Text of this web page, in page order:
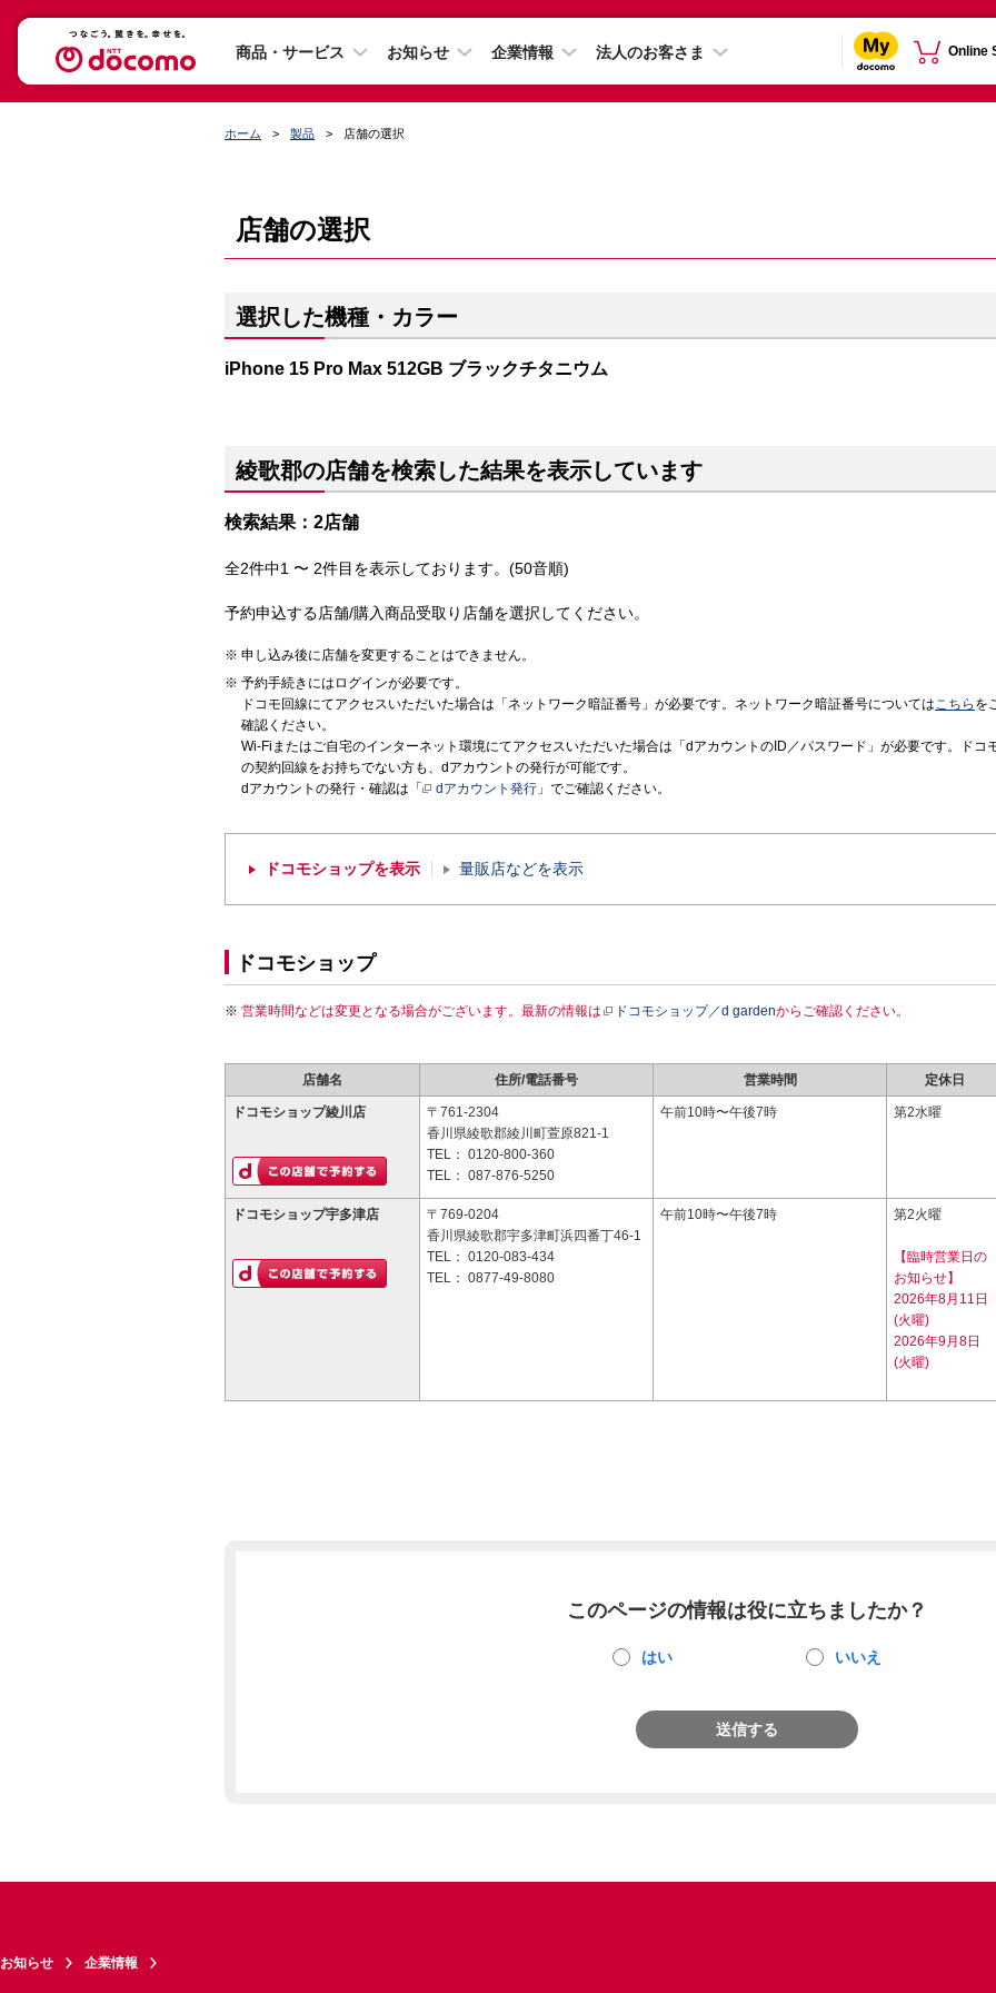
商品・サービス お知らせ 企業情報 法人のお客さま Online
ホーム 製品 店舗の選択
店舗の選択
選択した機種・カラー
iPhone 15 Pro Max 512GB ブラックチタニウム
綾歌郡の店舗を検索した結果を表示しています
検索結果：2店舗
全2件中1 〜 2件目を表示しております。(50音順)
予約申込する店舗/購入商品受取り店舗を選択してください。
申し込み後に店舗を変更することはできません。
予約手続きにはログインが必要です。
ドコモ回線にてアクセスいただいた場合は「ネットワーク暗証番号」が必要です。ネットワーク暗証番号についてはこちら を
確認ください。
Wi-Fiまたはご自宅のインターネット環境にてアクセスいただいた場合は「dアカウントのID／パスワード」が必要です。ドコ
の契約回線をお持ちでない方も、dアカウントの発行が可能です。
dアカウントの発行・確認は「
dアカウント発行 」でご確認ください。
ドコモショップを表示 量販店などを表示
ドコモショップ
営業時間などは変更となる場合がございます。最新の情報は ドコモショップ／d gardenからご確認ください。
店舗名 住所/電話番号 営業時間 定休日
ドコモショップ綾川店
〒761-2304
香川県綾歌郡綾川町萱原821-1
TEL： 0120-800-360
TEL： 087-876-5250
午前10時〜午後7時 第2水曜
ドコモショップ宇多津店
〒769-0204
香川県綾歌郡宇多津町浜四番丁46-1
TEL： 0120-083-434
TEL： 0877-49-8080
午前10時〜午後7時 第2火曜
【臨時営業日の
お知らせ】
2026年8月11日
(火曜)
2026年9月8日
(火曜)
このページの情報は役に立ちましたか？
はい いいえ
送信する
お知らせ 企業情報